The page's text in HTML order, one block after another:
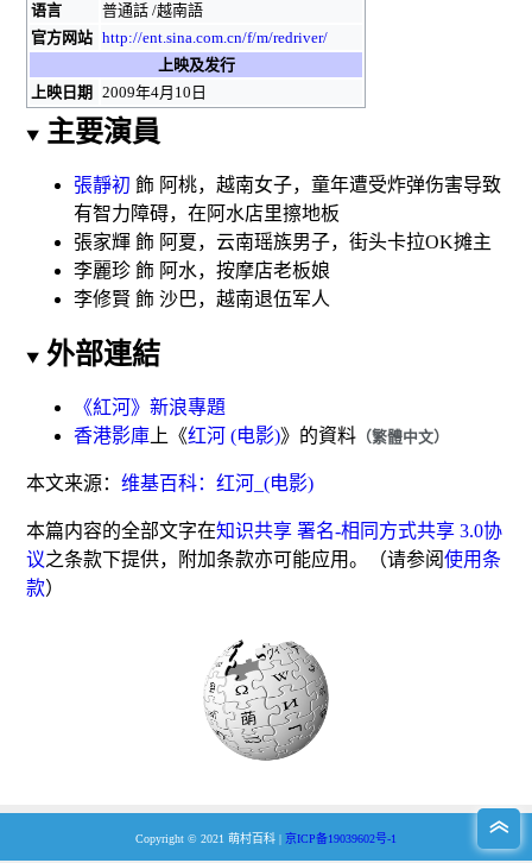
语言
普通話 /越南語
官方网站 http://ent.sina.com.cn/f/m/redriver/
上映及发行
上映日期
2009年4月10日
主要演員
張靜初 飾 阿桃，越南女子，童年遭受炸弹伤害导致
有智力障碍，在阿水店里擦地板
張家輝 飾 阿夏，云南瑶族男子，街头卡拉OK摊主
李麗珍 飾 阿水，按摩店老板娘
李修賢 飾 沙巴，越南退伍军人
外部連結
《紅河》新浪專題
香港影庫上《红河 (电影)》的資料 （繁體中文）
本文来源：维基百科：红河_(电影)
本篇内容的全部文字在知识共享 署名-相同方式共享 3.0协
议之条款下提供，附加条款亦可能应用。（请参阅使用条
款）
Copyright © 2021 萌村百科 | 京ICP备19039602号-1
︿
︿